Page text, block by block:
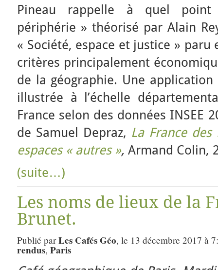
Pineau rappelle à quel
périphérie » théorisé par Alain
« Société, espace et justice » paru
critères principalement
de la géographie. Une
illustrée à l’échelle
France selon des données INSEE
de Samuel Depraz, La France des
espaces « autres », Armand Colin,
(suite…)
Les noms de lieux de la
Brunet.
Publié parLes Cafés Géo, le 13 décembre 2017 à
rendus, Paris